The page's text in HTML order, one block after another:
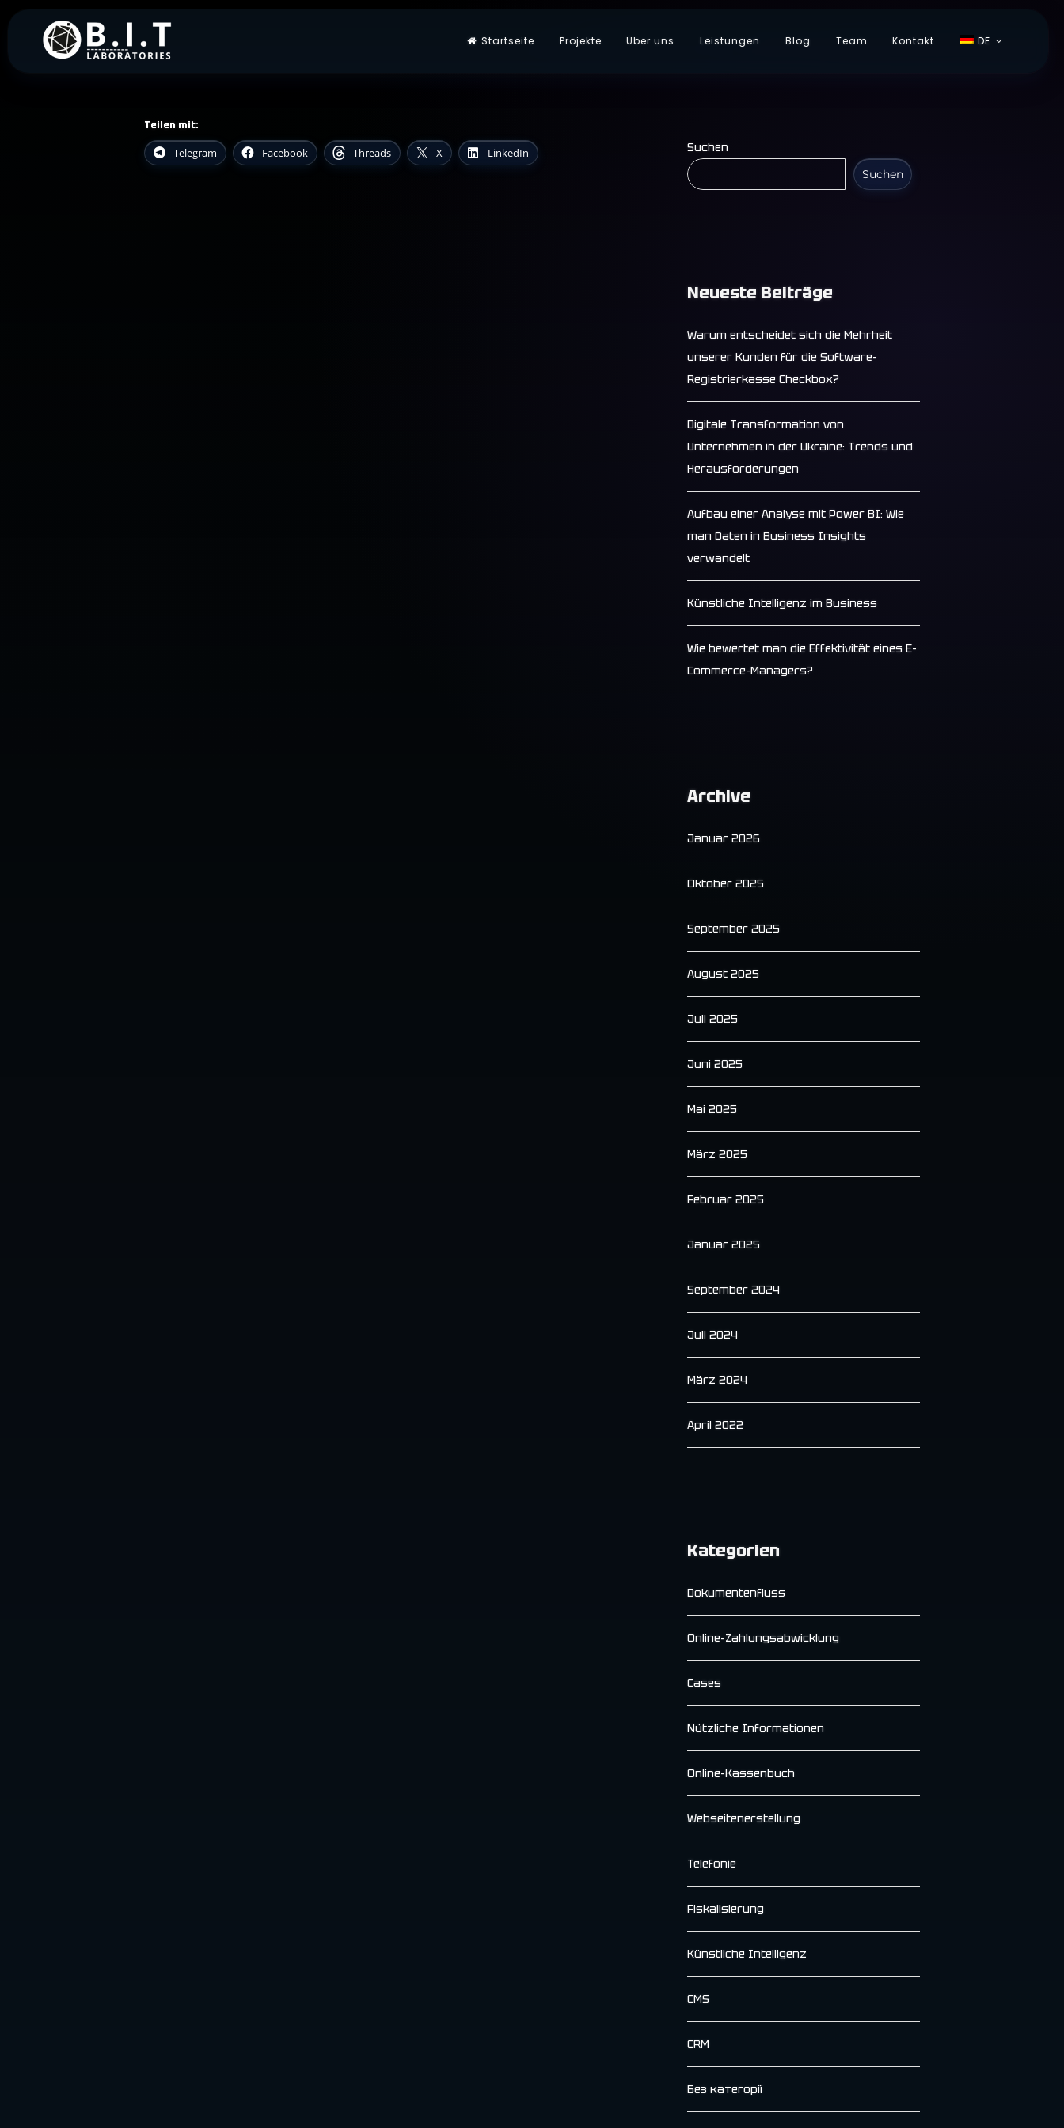
Startseite Projekte Über uns Leistungen Blog Team Kontakt DE
Teilen mit:
Telegram Facebook Threads X LinkedIn
Suchen
Suchen
Neueste Beiträge
Warum entscheidet sich die Mehrheit
unserer Kunden für die Software-
Registrierkasse Checkbox?
Digitale Transformation von
Unternehmen in der Ukraine: Trends und
Herausforderungen
Aufbau einer Analyse mit Power BI: Wie
man Daten in Business Insights
verwandelt
Künstliche Intelligenz im Business
Wie bewertet man die Effektivität eines E-
Commerce-Managers?
Archive
Januar 2026
Oktober 2025
September 2025
August 2025
Juli 2025
Juni 2025
Mai 2025
März 2025
Februar 2025
Januar 2025
September 2024
Juli 2024
März 2024
April 2022
Kategorien
Dokumentenfluss
Online-Zahlungsabwicklung
Cases
Nützliche Informationen
Online-Kassenbuch
Webseitenerstellung
Telefonie
Fiskalisierung
Künstliche Intelligenz
CMS
CRM
Без категорії